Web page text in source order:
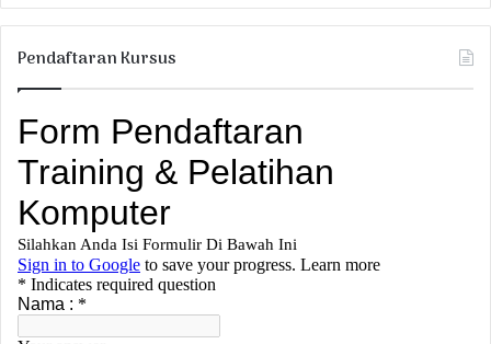
Pendaftaran Kursus